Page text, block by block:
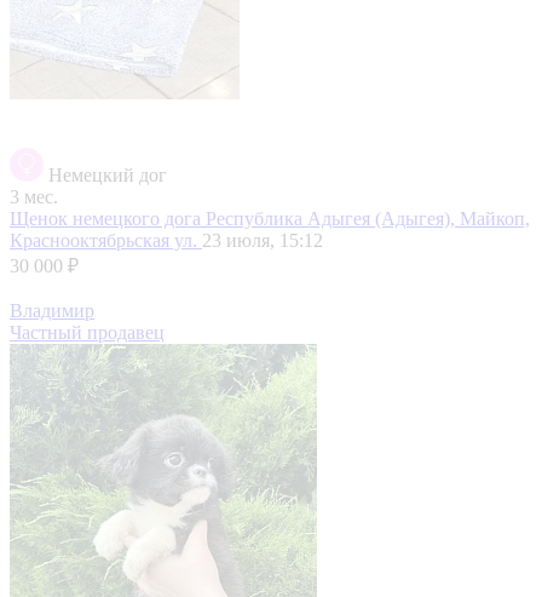
Немецкий дог
3 мес.
Щенок немецкого дога Республика Адыгея (Адыгея), Майкоп,
Краснооктябрьская ул. 23 июля, 15:12
30 000 ₽
Владимир
Частный продавец